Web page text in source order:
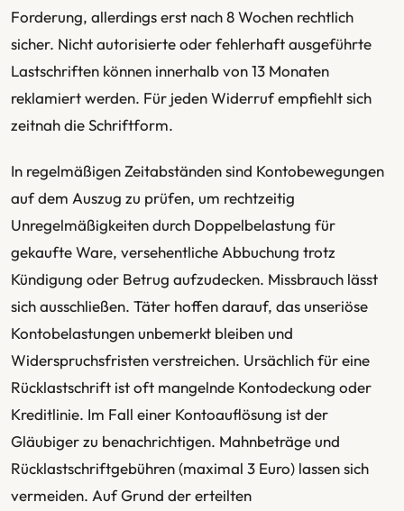
Forderung, allerdings erst nach 8 Wochen rechtlich
sicher. Nicht autorisierte oder fehlerhaft ausgeführte
Lastschriften können innerhalb von 13 Monaten
reklamiert werden. Für jeden Widerruf empfiehlt sich
zeitnah die Schriftform.
In regelmäßigen Zeitabständen sind Kontobewegungen
auf dem Auszug zu prüfen, um rechtzeitig
Unregelmäßigkeiten durch Doppelbelastung für
gekaufte Ware, versehentliche Abbuchung trotz
Kündigung oder Betrug aufzudecken. Missbrauch lässt
sich ausschließen. Täter hoffen darauf, das unseriöse
Kontobelastungen unbemerkt bleiben und
Widerspruchsfristen verstreichen. Ursächlich für eine
Rücklastschrift ist oft mangelnde Kontodeckung oder
Kreditlinie. Im Fall einer Kontoauflösung ist der
Gläubiger zu benachrichtigen. Mahnbeträge und
Rücklastschriftgebühren (maximal 3 Euro) lassen sich
vermeiden. Auf Grund der erteilten